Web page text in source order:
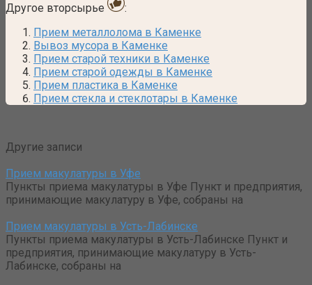
Другое вторсырье
:
Прием металлолома в Каменке
Вывоз мусора в Каменке
Прием старой техники в Каменке
Прием старой одежды в Каменке
Прием пластика в Каменке
Прием стекла и стеклотары в Каменке
Другие записи
Прием макулатуры в Уфе
Пункты приема макулатуры в Уфе Пункт и предприятия,
принимающие макулатуру в Уфе, собраны на
Прием макулатуры в Усть-Лабинске
Пункты приема макулатуры в Усть-Лабинске Пункт и
предприятия, принимающие макулатуру в Усть-
Лабинске, собраны на